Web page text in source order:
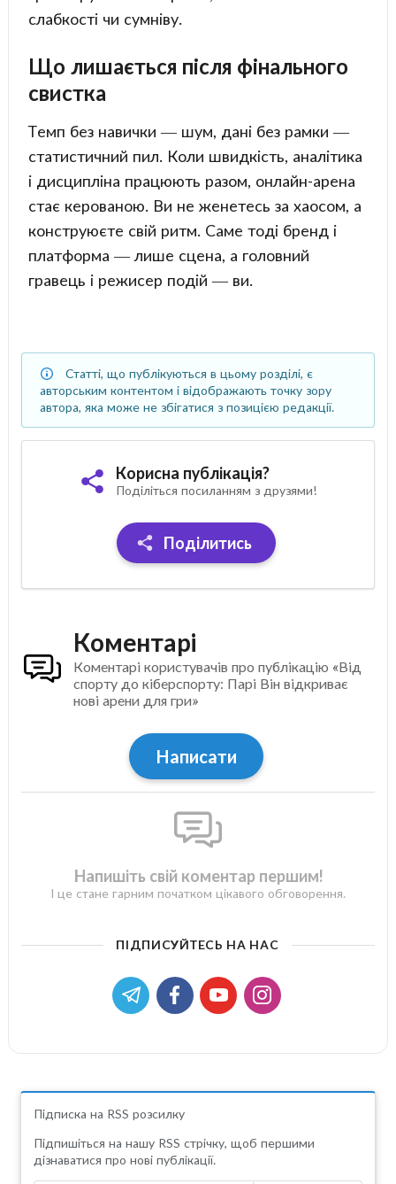
слабкості чи сумніву.
Що лишається після фінального
свистка
Темп без навички — шум, дані без рамки —
статистичний пил. Коли швидкість, аналітика
і дисципліна працюють разом, онлайн-арена
стає керованою. Ви не женетесь за хаосом, а
конструюєте свій ритм. Саме тоді бренд і
платформа — лише сцена, а головний
гравець і режисер подій — ви.
Статті, що публікуються в цьому розділі, є
авторським контентом і відображають точку зору
автора, яка може не збігатися з позицією редакції.
Корисна публікація?
Поділіться посиланням з друзями!
Поділитись
Коментарі
Коментарі користувачів про публікацію «Від
спорту до кіберспорту: Парі Він відкриває
нові арени для гри»
Написати
Напишіть свій коментар першим!
І це стане гарним початком цікавого обговорення.
ПІДПИСУЙТЕСЬ НА НАС
Підписка на RSS розсилку
Підпишіться на нашу RSS стрічку, щоб першими
дізнаватися про нові публікації.